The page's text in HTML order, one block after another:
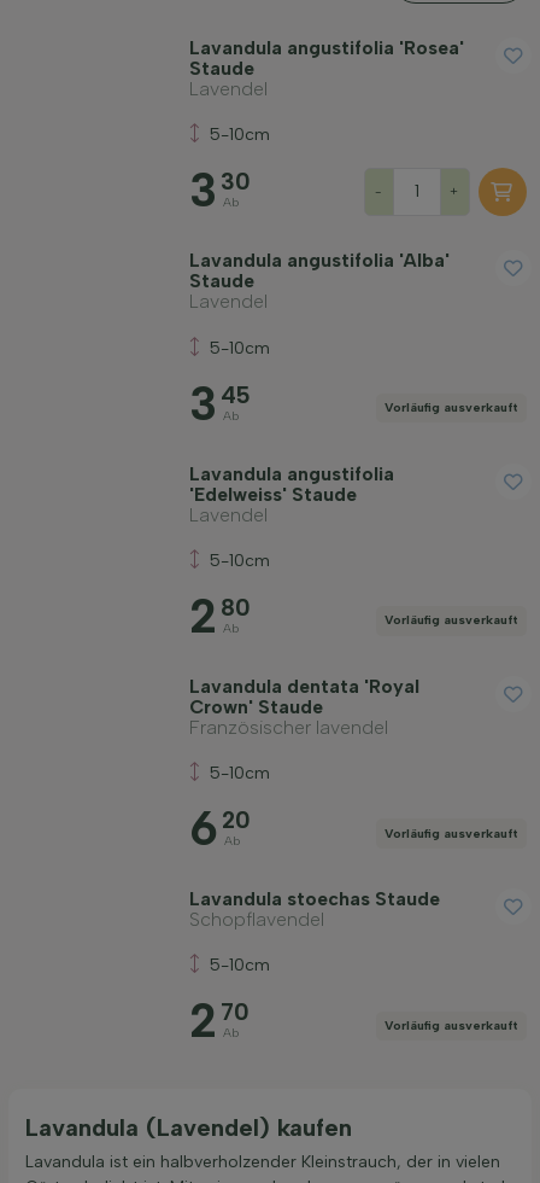
Lavandula angustifolia 'Rosea'
Staude
Lavendel
5-10cm
3 30
Ab
- +
Lavandula angustifolia 'Alba'
Staude
Lavendel
5-10cm
3 45
Ab
Vorläufig ausverkauft
Lavandula angustifolia
'Edelweiss' Staude
Lavendel
5-10cm
2 80
Ab
Vorläufig ausverkauft
Lavandula dentata 'Royal
Crown' Staude
Französischer lavendel
5-10cm
6 20
Ab
Vorläufig ausverkauft
Lavandula stoechas Staude
Schopflavendel
5-10cm
2 70
Ab
Vorläufig ausverkauft
Lavandula (Lavendel) kaufen
Lavandula ist ein halbverholzender Kleinstrauch, der in vielen